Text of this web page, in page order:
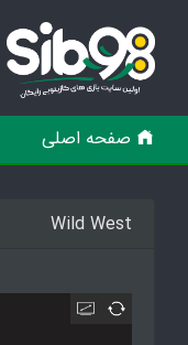
صفحه اصلی
Wild West